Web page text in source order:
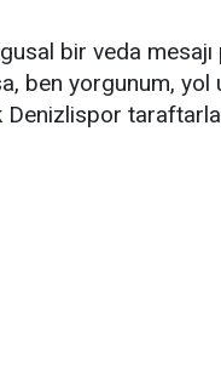
bir veda
ben yorgunum,
Denizlispor